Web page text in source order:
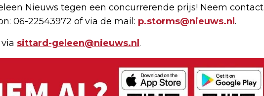
Nieuws tegen een concurrerende prijs! Neem contact
06-22543972 of via de mail: p.storms@nieuws.nl.
sittard-geleen@nieuws.nl.